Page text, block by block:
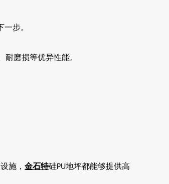
步。
磨损等优异性能。
施， 金石特硅PU地坪都能够提供高